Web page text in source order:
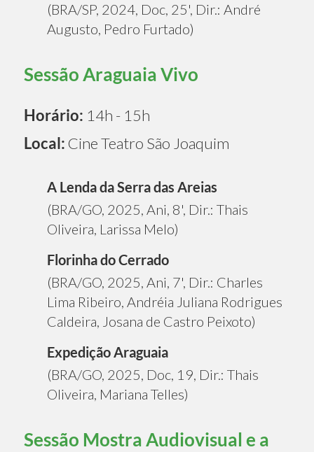
(BRA/SP, 2024, Doc, 25', Dir.: André
Augusto, Pedro Furtado)
Sessão Araguaia Vivo
Horário: 14h - 15h
Local: Cine Teatro São Joaquim
A Lenda da Serra das Areias
(BRA/GO, 2025, Ani, 8', Dir.: Thais
Oliveira, Larissa Melo)
Florinha do Cerrado
(BRA/GO, 2025, Ani, 7', Dir.: Charles
Lima Ribeiro, Andréia Juliana Rodrigues
Caldeira, Josana de Castro Peixoto)
Expedição Araguaia
(BRA/GO, 2025, Doc, 19, Dir.: Thais
Oliveira, Mariana Telles)
Sessão Mostra Audiovisual e a